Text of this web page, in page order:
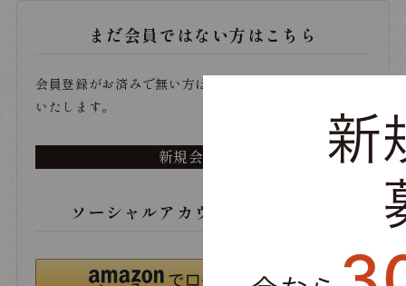
まだ会員ではない方はこちら
会員登録がお済みで無い方は、こちらから登録をお願い
いたします。
新規会員登録
ソーシャルアカウントでログイン